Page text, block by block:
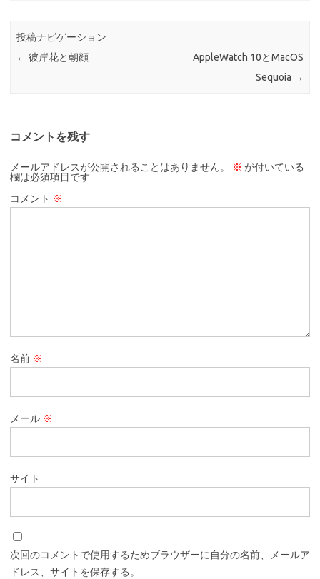
投稿ナビゲーション
← 彼岸花と朝顔
AppleWatch 10とMacOS
Sequoia →
コメントを残す
メールアドレスが公開されることはありません。 ※ が付いている
欄は必須項目です
コメント ※
名前 ※
メール ※
サイト
次回のコメントで使用するためブラウザーに自分の名前、メールア
ドレス、サイトを保存する。